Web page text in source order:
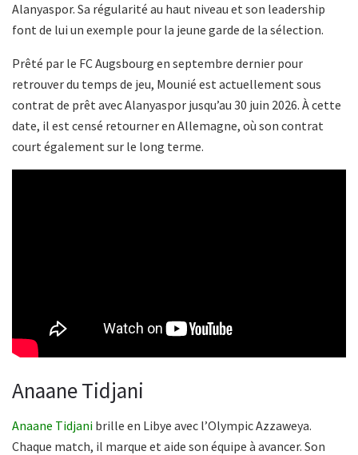
Alanyaspor. Sa régularité au haut niveau et son leadership
font de lui un exemple pour la jeune garde de la sélection.
Prêté par le FC Augsbourg en septembre dernier pour
retrouver du temps de jeu, Mounié est actuellement sous
contrat de prêt avec Alanyaspor jusqu’au 30 juin 2026. À cette
date, il est censé retourner en Allemagne, où son contrat
court également sur le long terme.
Anaane Tidjani
Anaane Tidjani brille en Libye avec l’Olympic Azzaweya.
Chaque match, il marque et aide son équipe à avancer. Son